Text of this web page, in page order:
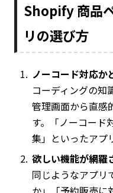
Shopify 商品
リの選び方
ノーコード対応か
コーディングの知
管理画面から直感
す。「ノーコード
集」といったアプ
欲しい機能が網羅
同じようなアプリ